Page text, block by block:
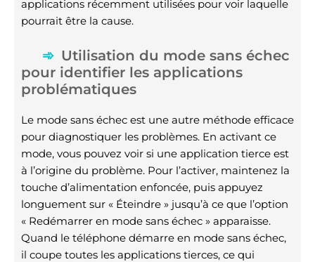
applications récemment utilisées pour voir laquelle
pourrait être la cause.
Utilisation du mode sans échec
pour identifier les applications
problématiques
Le mode sans échec est une autre méthode efficace
pour diagnostiquer les problèmes. En activant ce
mode, vous pouvez voir si une application tierce est
à l’origine du problème. Pour l’activer, maintenez la
touche d’alimentation enfoncée, puis appuyez
longuement sur « Éteindre » jusqu’à ce que l’option
« Redémarrer en mode sans échec » apparaisse.
Quand le téléphone démarre en mode sans échec,
il coupe toutes les applications tierces, ce qui